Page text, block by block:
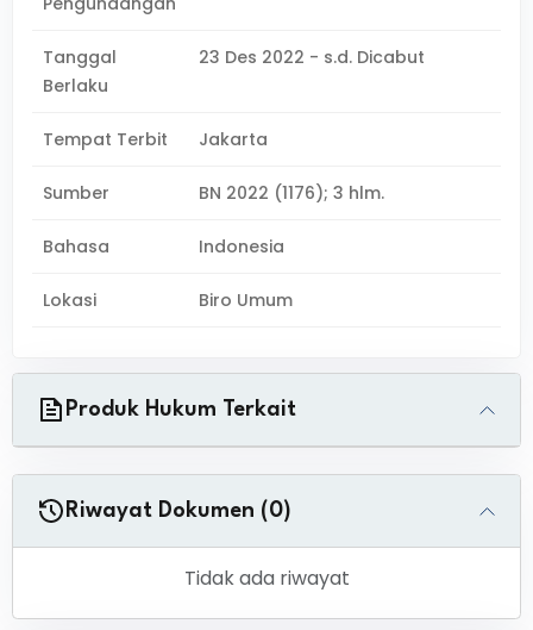
Tanggal
Berlaku
23 Des 2022 - s.d. Dicabut
Tempat Terbit Jakarta
Sumber BN 2022 (1176); 3 hlm.
Bahasa Indonesia
Lokasi Biro Umum
Produk Hukum Terkait
Riwayat Dokumen (0)
Tidak ada riwayat